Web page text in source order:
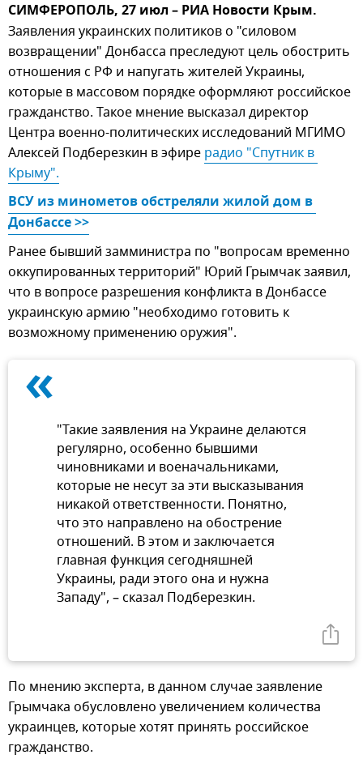
СИМФЕРОПОЛЬ, 27 июл – РИА Новости Крым.
Заявления украинских политиков о "силовом
возвращении" Донбасса преследуют цель обострить
отношения с РФ и напугать жителей Украины,
которые в массовом порядке оформляют российское
гражданство. Такое мнение высказал директор
Центра военно-политических исследований МГИМО
Алексей Подберезкин в эфире радио "Спутник в
Крыму".
ВСУ из минометов обстреляли жилой дом в
Донбассе >>
Ранее бывший замминистра по "вопросам временно
оккупированных территорий" Юрий Грымчак заявил,
что в вопросе разрешения конфликта в Донбассе
украинскую армию "необходимо готовить к
возможному применению оружия".
« "Такие заявления на Украине делаются
регулярно, особенно бывшими
чиновниками и военачальниками,
которые не несут за эти высказывания
никакой ответственности. Понятно,
что это направлено на обострение
отношений. В этом и заключается
главная функция сегодняшней
Украины, ради этого она и нужна
Западу", – сказал Подберезкин.
По мнению эксперта, в данном случае заявление
Грымчака обусловлено увеличением количества
украинцев, которые хотят принять российское
гражданство.